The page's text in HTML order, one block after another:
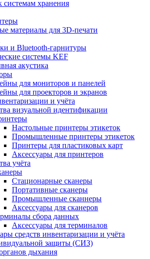
хранения
материалы для 3D-печати
и Bluetooth-гарнитуры
системы KEF
акустика
для мониторов и панелей
для проекторов и экранов
и учёта
визуальной идентификации
Настольные принтеры этикеток
Промышленные принтеры этикеток
Принтеры для пластиковых карт
Аксессуары для принтеров
учёта
Стационарные сканеры
Портативные сканеры
Промышленные сканнеры
Аксессуары для сканеров
сбора данных
Аксессуары для терминалов
средств инвентаризации и учёта
защиты (СИЗ)
дыхания